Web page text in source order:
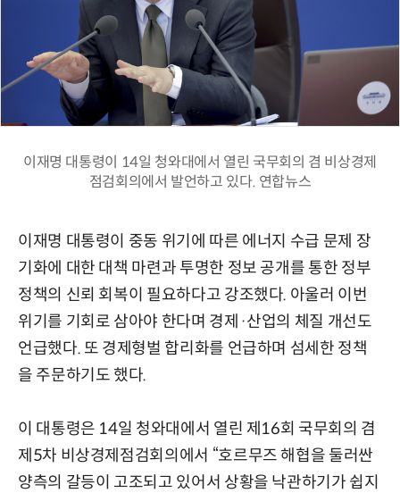
이재명 대통령이 14일 청와대에서 열린 국무회의 겸 비상경제
점검회의에서 발언하고 있다. 연합뉴스
이재명 대통령이 중동 위기에 따른 에너지 수급 문제 장
기화에 대한 대책 마련과 투명한 정보 공개를 통한 정부
정책의 신뢰 회복이 필요하다고 강조했다. 아울러 이번
위기를 기회로 삼아야 한다며 경제·산업의 체질 개선도
언급했다. 또 경제형벌 합리화를 언급하며 섬세한 정책
을 주문하기도 했다.
이 대통령은 14일 청와대에서 열린 제16회 국무회의 겸
제5차 비상경제점검회의에서 “호르무즈 해협을 둘러싼
양측의 갈등이 고조되고 있어서 상황을 낙관하기가 쉽지